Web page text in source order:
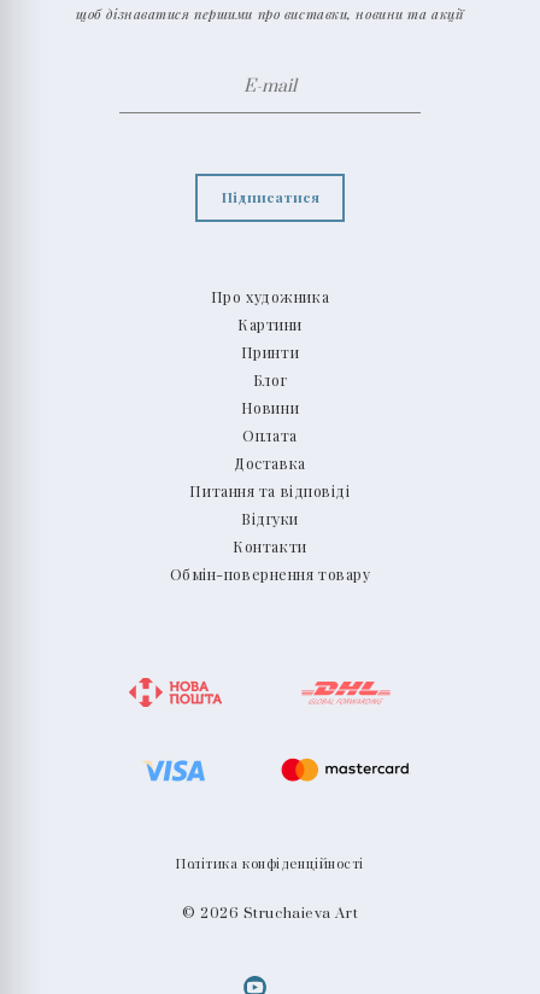
Про художника
Картини
Принти
Блог
Новини
Оплата
Доставка
Питання та відповіді
Відгуки
Контакти
Обмін-повернення товару
щоб дізнаватися першими про виставки, новини та акції
Підписатися
Політика конфіденційності
© 2026 Struchaieva Art